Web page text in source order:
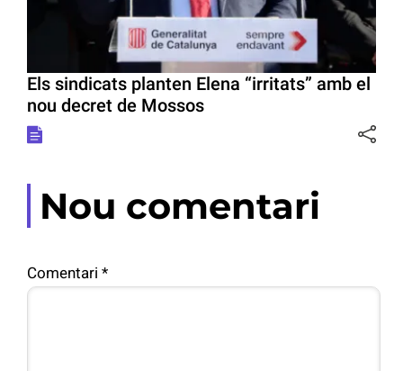
Els sindicats planten Elena “irritats” amb el
nou decret de Mossos
Nou comentari
Comentari *